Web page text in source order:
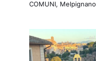
COMUNI, Melpignano